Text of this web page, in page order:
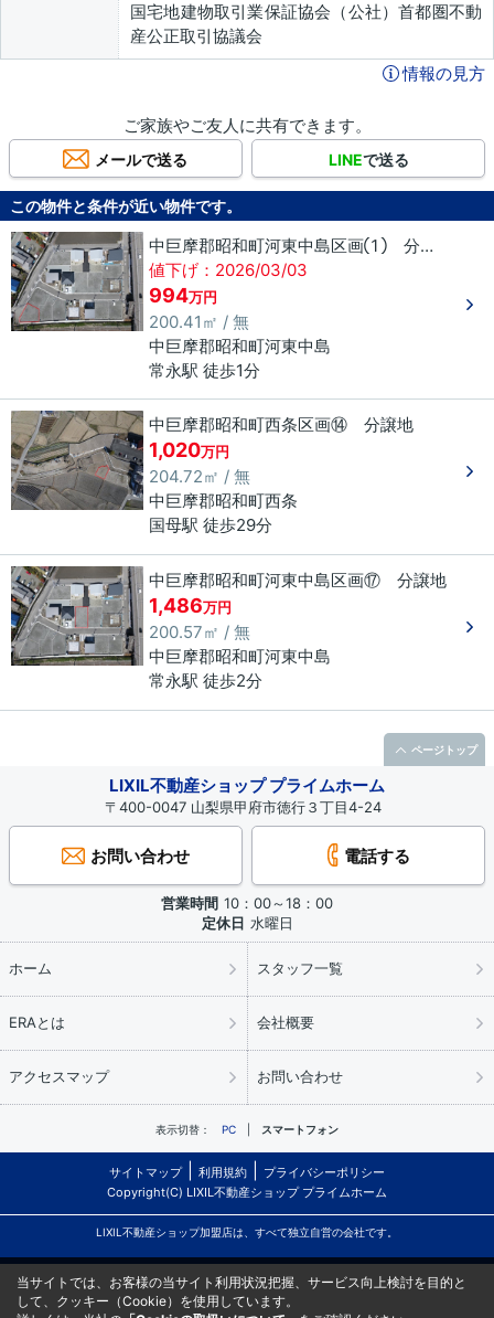
国宅地建物取引業保証協会（公社）首都圏不動
産公正取引協議会
情報の見方
ご家族やご友人に共有できます。
メールで送る LINEで送る
この物件と条件が近い物件です。
中巨摩郡昭和町河東中島区画① 分譲地
値下げ：2026/03/03
994万円
200.41㎡ / 無
中巨摩郡昭和町河東中島
常永駅 徒歩1分
中巨摩郡昭和町西条区画⑭ 分譲地
1,020万円
204.72㎡ / 無
中巨摩郡昭和町西条
国母駅 徒歩29分
中巨摩郡昭和町河東中島区画⑰ 分譲地
1,486万円
200.57㎡ / 無
中巨摩郡昭和町河東中島
常永駅 徒歩2分
LIXIL不動産ショップ プライムホーム
〒400-0047 山梨県甲府市徳行３丁目4-24
お問い合わせ 電話する
営業時間 10：00～18：00
定休日 水曜日
ホーム スタッフ一覧
ERAとは 会社概要
アクセスマップ お問い合わせ
表示切替： PC スマートフォン
サイトマップ 利用規約
プライバシーポリシー
Copyright(C) LIXIL不動産ショップ プライムホーム
LIXIL不動産ショップ加盟店は、すべて独立自営の会社です。
ページトップ
当サイトでは、お客様の当サイト利用状況把握、サービス向上検討を目的と
して、クッキー（Cookie）を使用しています。